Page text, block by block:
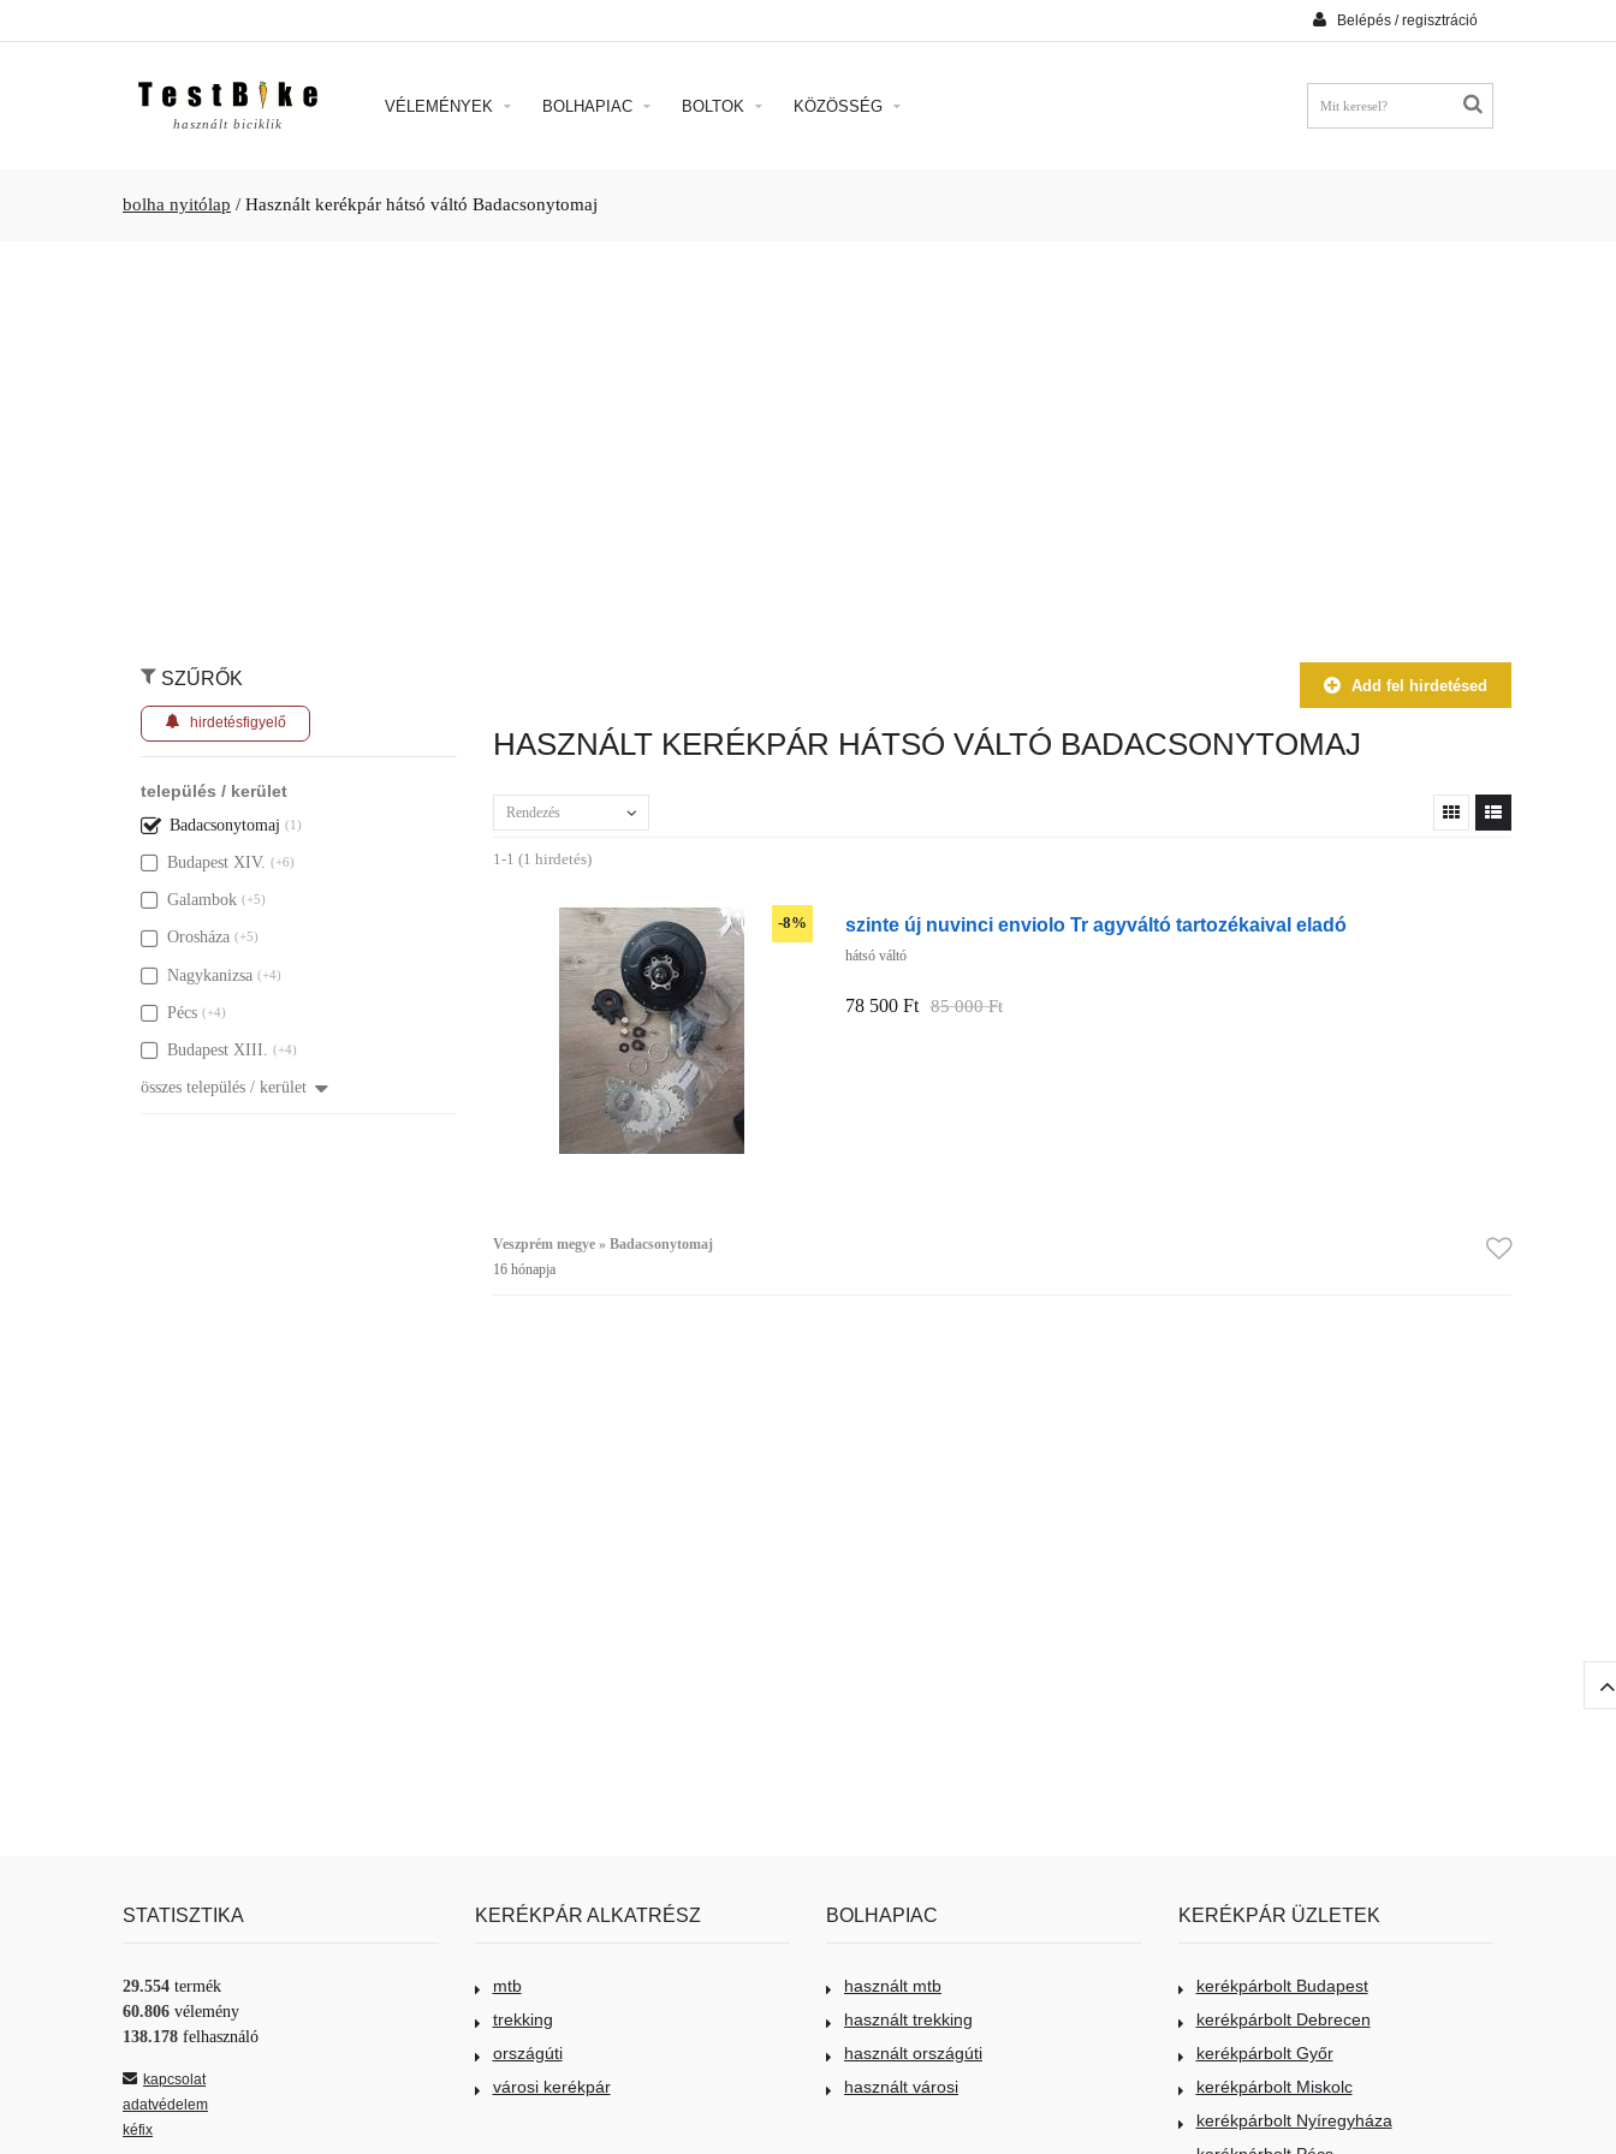
Belépés / regisztráció
használt biciklik
VÉLEMÉNYEK BOLHAPIAC BOLTOK KÖZÖSSÉG
bolha nyitólap / Használt kerékpár hátsó váltó Badacsonytomaj
SZŰRŐK
hirdetésfigyelő
település / kerület
Badacsonytomaj (1)
Budapest XIV. (+6)
Galambok (+5)
Orosháza (+5)
Nagykanizsa (+4)
Pécs (+4)
Budapest XIII. (+4)
összes település / kerület
Add fel hirdetésed
HASZNÁLT KERÉKPÁR HÁTSÓ VÁLTÓ BADACSONYTOMAJ
Rendezés
1-1 (1 hirdetés)
-8% szinte új nuvinci enviolo Tr agyváltó tartozékaival eladó
hátsó váltó
78 500 Ft 85 000 Ft
Veszprém megye » Badacsonytomaj
16 hónapja
STATISZTIKA
29.554 termék
60.806 vélemény
138.178 felhasználó
kapcsolat
adatvédelem
kéfix
KERÉKPÁR ALKATRÉSZ
mtb
trekking
országúti
városi kerékpár
BOLHAPIAC
használt mtb
használt trekking
használt országúti
használt városi
KERÉKPÁR ÜZLETEK
kerékpárbolt Budapest
kerékpárbolt Debrecen
kerékpárbolt Győr
kerékpárbolt Miskolc
kerékpárbolt Nyíregyháza